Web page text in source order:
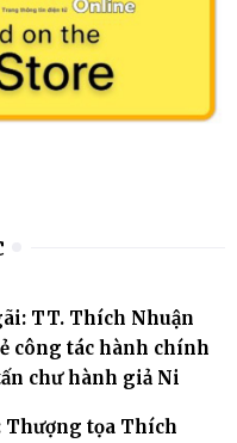
TT. Thích Nhuận
công tác hành chính
chư hành giả Ni
Thượng tọa Thích